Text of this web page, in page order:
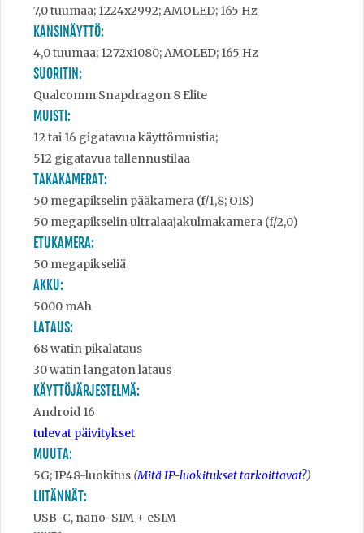
7,0 tuumaa; 1224x2992; AMOLED; 165 Hz
KANSINÄYTTÖ:
4,0 tuumaa; 1272x1080; AMOLED; 165 Hz
SUORITIN:
Qualcomm Snapdragon 8 Elite
MUISTI:
12 tai 16 gigatavua käyttömuistia;
512 gigatavua tallennustilaa
TAKAKAMERAT:
50 megapikselin pääkamera (f/1,8; OIS)
50 megapikselin ultralaajakulmakamera (f/2,0)
ETUKAMERA:
50 megapikseliä
AKKU:
5000 mAh
LATAUS:
68 watin pikalataus
30 watin langaton lataus
KÄYTTÖJÄRJESTELMÄ:
Android 16
tulevat päivitykset
MUUTA:
5G; IP48-luokitus (Mitä IP-luokitukset tarkoittavat?)
LIITÄNNÄT:
USB-C, nano-SIM + eSIM